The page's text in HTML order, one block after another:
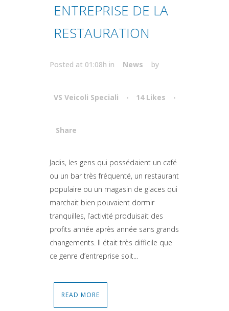
ENTREPRISE DE LA
RESTAURATION
Posted at 01:08h in News by
VS Veicoli Speciali 14 Likes
Share
Attiva comando
Jadis, les gens qui possédaient un café
ou un bar très fréquenté, un restaurant
populaire ou un magasin de glaces qui
marchait bien pouvaient dormir
tranquilles, l’activité produisait des
profits année après année sans grands
changements. Il était très difficile que
ce genre d’entreprise soit...
READ MORE